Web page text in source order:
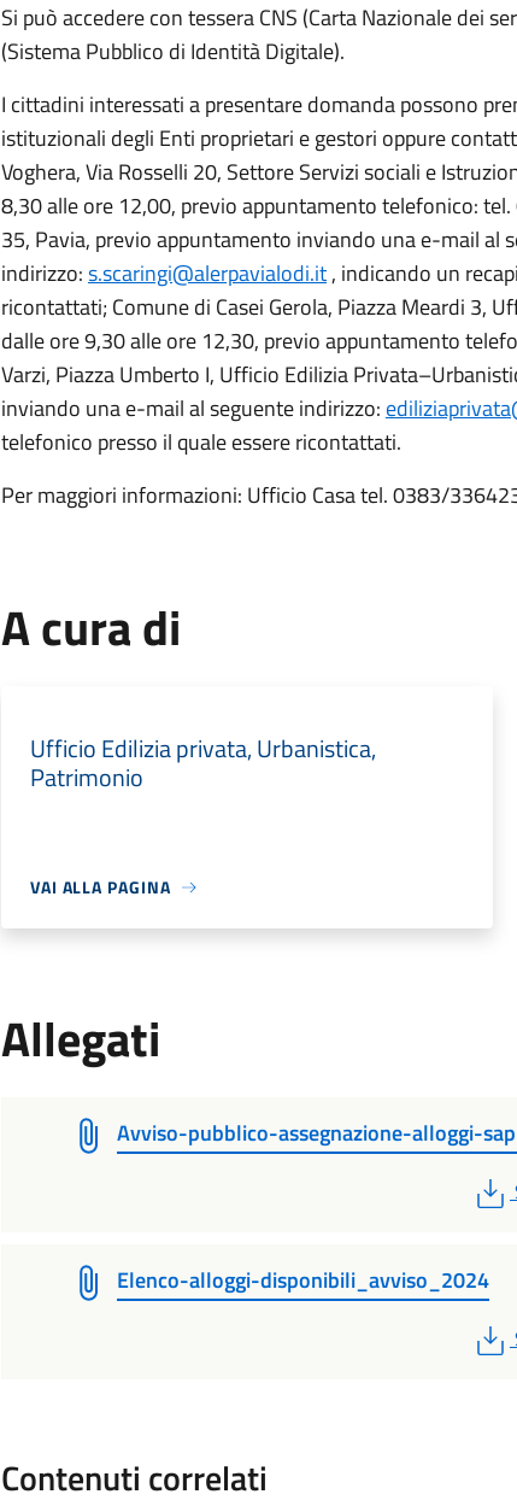
Si può accedere con tessera CNS (Carta Nazionale dei
(Sistema Pubblico di Identità Digitale).
I cittadini interessati a presentare domanda possono
istituzionali degli Enti proprietari e gestori oppure
Voghera, Via Rosselli 20, Settore Servizi sociali e
8,30 alle ore 12,00, previo appuntamento telefonico:
35, Pavia, previo appuntamento inviando una e-mail al
indirizzo:s.scaringi@alerpavialodi.it, indicando un
ricontattati; Comune di Casei Gerola, Piazza Meardi 3,
dalle ore 9,30 alle ore 12,30, previo appuntamento
Varzi, Piazza Umberto I, Ufficio Edilizia
inviando una e-mail al seguente indirizzo:
telefonico presso il quale essere ricontattati.
Per maggiori informazioni: Ufficio Casa tel. 0383/
A cura di
Ufficio Edilizia privata, Urbanistica,
Patrimonio
VAI ALLA PAGINA
Allegati
Avviso-pubblico-assegnazione-alloggi-
Elenco-alloggi-disponibili_avviso_2024
Contenuti correlati